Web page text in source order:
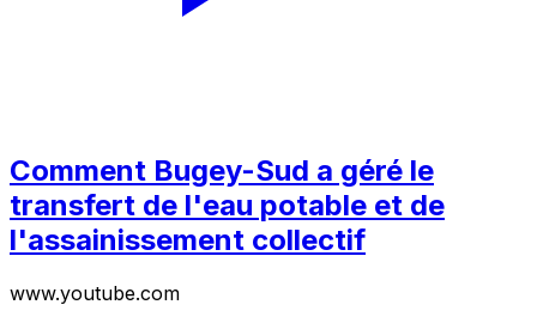
Comment Bugey-Sud a géré le
transfert de l'eau potable et de
l'assainissement collectif
www.youtube.com